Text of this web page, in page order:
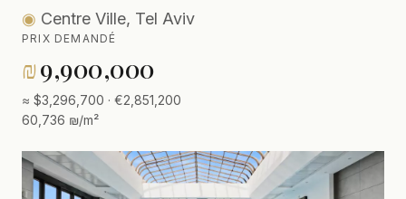
◉ Centre Ville, Tel Aviv
PRIX DEMANDÉ
₪9,900,000
≈ $3,296,700 · €2,851,200
60,736 ₪/m²